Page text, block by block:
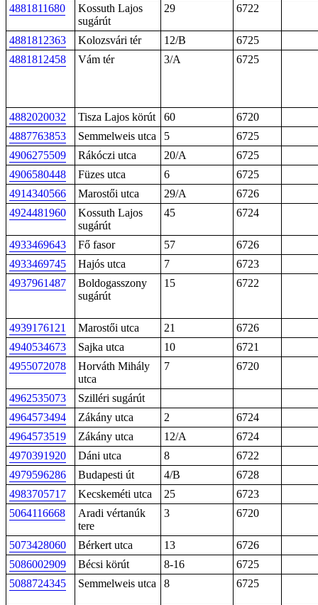
4881811680
Kossuth Lajos
sugárút
29 6722
4881812363 Kolozsvári tér 12/B
6725
4881812458
Vám tér 3/A 6725
4882020032 Tisza Lajos körút 60
6720
4887763853
Semmelweis utca 5
6725
4906275509
Rákóczi utca 20/A
6725
4906580448
Füzes utca 6
6725
4914340566
Marostői utca 29/A
6726
4924481960
Kossuth Lajos
sugárút
45 6724
4933469643 Fő fasor 57
6726
4933469745
Hajós utca 7
6723
4937961487
Boldogasszony
sugárút
15 6722
4939176121 Marostői utca 21
6726
4940534673
Sajka utca 10
6721
4955072078
Horváth Mihály
utca
7 6720
4962535073
Szilléri sugárút
4964573494
Zákány utca 2
6724
4964573519
Zákány utca 12/A
6724
4970391920
Dáni utca 8
6722
4979596286
Budapesti út 4/B
6728
4983705717
Kecskeméti utca 25
6723
5064116668
Aradi vértanúk
tere
3 6720
5073428060 Bérkert utca 13
6726
5086002909
Bécsi körút 8-16
6725
5088724345
Semmelweis utca 8 6725